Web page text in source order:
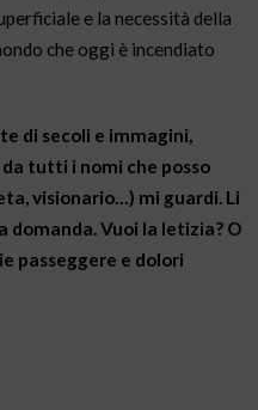
e la necessità della
che oggi è incendiato
di secoli e immagini,
tutti i nomi che posso
visionario…) mi guardi. Li
Vuoi la letizia? O
passeggere e dolori